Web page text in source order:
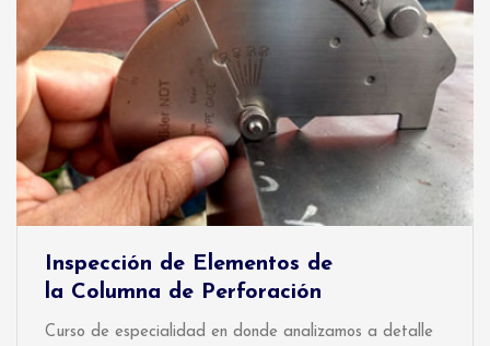
Inspección de Elementos de
la Columna de Perforación
Curso de especialidad en donde analizamos a detalle